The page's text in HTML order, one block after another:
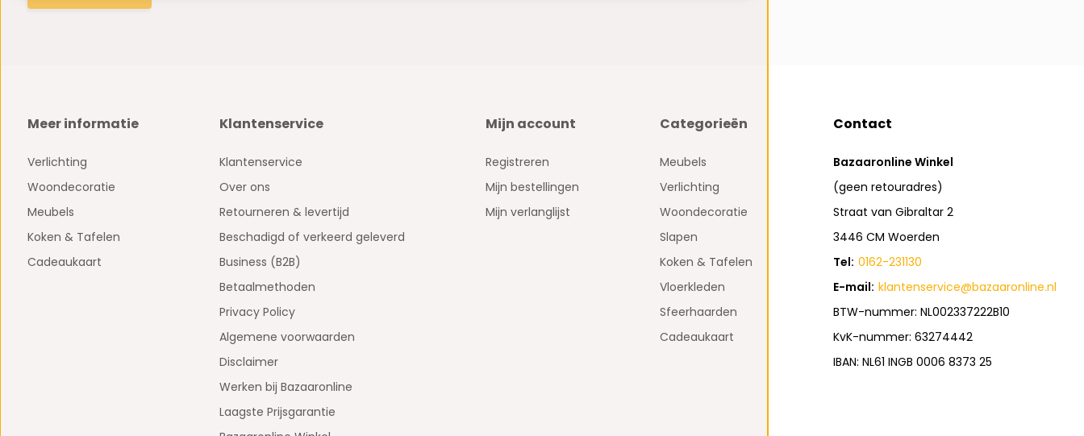
Meer informatie
Verlichting
Woondecoratie
Meubels
Koken & Tafelen
Cadeaukaart
Klantenservice
Klantenservice
Over ons
Retourneren & levertijd
Beschadigd of verkeerd geleverd
Business (B2B)
Betaalmethoden
Privacy Policy
Algemene voorwaarden
Disclaimer
Werken bij Bazaaronline
Laagste Prijsgarantie
Mijn account
Registreren
Mijn bestellingen
Mijn verlanglijst
Categorieën
Meubels
Verlichting
Woondecoratie
Slapen
Koken & Tafelen
Vloerkleden
Sfeerhaarden
Cadeaukaart
Contact
Bazaaronline Winkel
(geen retouradres)
Straat van Gibraltar 2
3446 CM Woerden
Tel: 0162-231130
E-mail: klantenservice@bazaaronline.nl
BTW-nummer: NL002337222B10
KvK-nummer: 63274442
IBAN: NL61 INGB 0006 8373 25